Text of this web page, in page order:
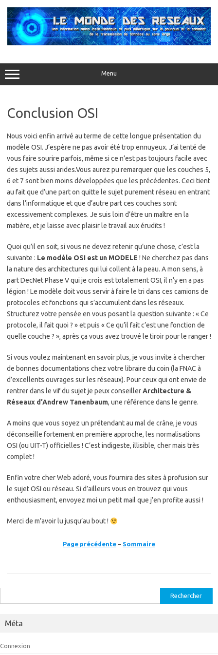
contenu
Menu
Conclusion OSI
Nous voici enfin arrivé au terme de cette longue présentation du
modèle OSI. J’espère ne pas avoir été trop ennuyeux. J’ai tenté de
vous faire sourire parfois, même si ce n’est pas toujours facile avec
des sujets aussi arides.Vous aurez pu remarquer que les couches 5,
6 et 7 sont bien moins développées que les précédentes. Ceci tient
au fait que d’une part on quitte le sujet purement réseau en entrant
dans l’informatique et que d’autre part ces couches sont
excessivement complexes. Je suis loin d’être un maître en la
matière, et je laisse avec plaisir le travail aux érudits !
Quoi qu’il en soit, si vous ne devez retenir qu’une chose, c’est la
suivante : Le modèle OSI est un MODELE ! Ne cherchez pas dans
la nature des architectures qui lui collent à la peau. A mon sens, à
part DecNet Phase V qui je crois est totalement OSI, il n’y en a pas
légion ! Le modèle doit vous servir à faire le tri dans ces camions de
protocoles et fonctions qui s’accumulent dans les réseaux.
Structurez votre pensée en vous posant la question suivante : « Ce
protocole, il fait quoi ? » et puis « Ce qu’il fait c’est une fonction de
quelle couche ? », après ça vous avez trouvé le tiroir pour le ranger !
Si vous voulez maintenant en savoir plus, je vous invite à chercher
de bonnes documentations chez votre libraire du coin (la FNAC à
d’excellents ouvrages sur les réseaux). Pour ceux qui ont envie de
rentrer dans le vif du sujet je peux conseillerArchitecture &
Réseaux d’Andrew Tanenbaum, une référence dans le genre.
A moins que vous soyez un prétendant au mal de crâne, je vous
déconseille fortement en première approche, les normalisations
OSI (ou UIT-T) officielles ! C’est indigeste, illisible, cher mais très
complet !
Enfin votre cher Web adoré, vous fournira des sites à profusion sur
le sujet OSI ou réseau. Si d’ailleurs vous en trouvez qui vous
enthousiasment, envoyez moi un petit mail que j’en profite aussi !
Merci de m’avoir lu jusqu’au bout !
Page précédente – Sommaire
Méta
Connexion